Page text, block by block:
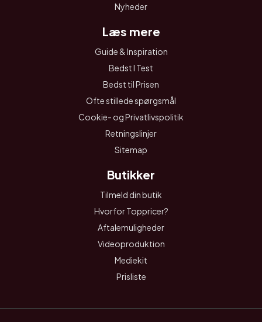
Nyheder
Læs mere
Guide & Inspiration
Bedst I Test
Bedst til Prisen
Ofte stillede spørgsmål
Cookie- og Privatlivspolitik
Retningslinjer
Sitemap
Butikker
Tilmeld din butik
Hvorfor Toppricer?
Aftalemuligheder
Videoproduktion
Mediekit
Prisliste